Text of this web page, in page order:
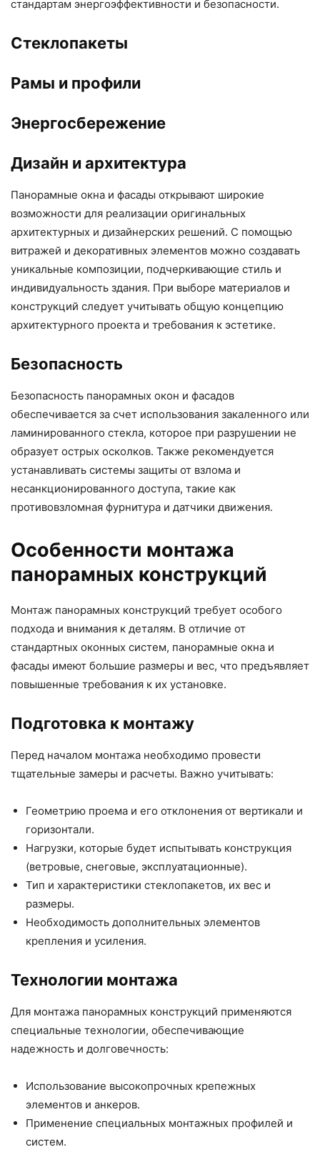
стандартам энергоэффективности и безопасности.
Стеклопакеты
Рамы и профили
Энергосбережение
Дизайн и архитектура
Панорамные окна и фасады открывают широкие
возможности для реализации оригинальных
архитектурных и дизайнерских решений. С помощью
витражей и декоративных элементов можно создавать
уникальные композиции, подчеркивающие стиль и
индивидуальность здания. При выборе материалов и
конструкций следует учитывать общую концепцию
архитектурного проекта и требования к эстетике.
Безопасность
Безопасность панорамных окон и фасадов
обеспечивается за счет использования закаленного или
ламинированного стекла, которое при разрушении не
образует острых осколков. Также рекомендуется
устанавливать системы защиты от взлома и
несанкционированного доступа, такие как
противовзломная фурнитура и датчики движения.
Особенности монтажа
панорамных конструкций
Монтаж панорамных конструкций требует особого
подхода и внимания к деталям. В отличие от
стандартных оконных систем, панорамные окна и
фасады имеют большие размеры и вес, что предъявляет
повышенные требования к их установке.
Подготовка к монтажу
Перед началом монтажа необходимо провести
тщательные замеры и расчеты. Важно учитывать:
Геометрию проема и его отклонения от вертикали и
горизонтали.
Нагрузки, которые будет испытывать конструкция
(ветровые, снеговые, эксплуатационные).
Тип и характеристики стеклопакетов, их вес и
размеры.
Необходимость дополнительных элементов
крепления и усиления.
Технологии монтажа
Для монтажа панорамных конструкций применяются
специальные технологии, обеспечивающие
надежность и долговечность:
Использование высокопрочных крепежных
элементов и анкеров.
Применение специальных монтажных профилей и
систем.